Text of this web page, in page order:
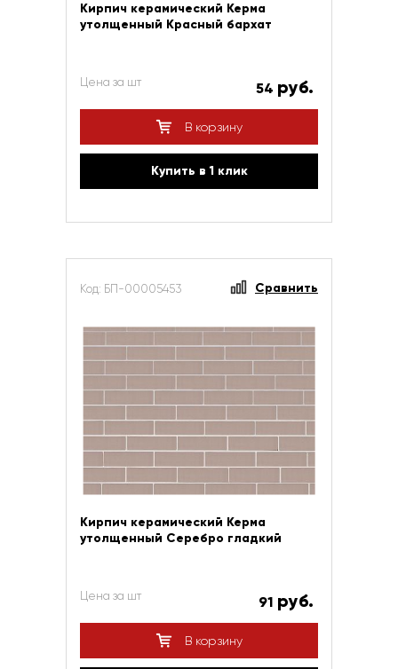
Кирпич керамический Керма
утолщенный Красный бархат
Цена за шт 54 руб.
В корзину
Купить в 1 клик
Код: БП-00005453 Сравнить
Кирпич керамический Керма
утолщенный Серебро гладкий
Цена за шт 91 руб.
В корзину